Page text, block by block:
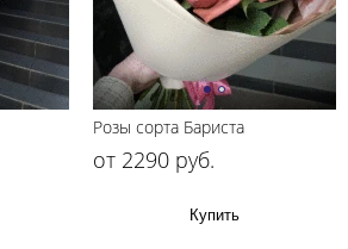
Розы сорта Бариста
от 2290 руб.
Купить